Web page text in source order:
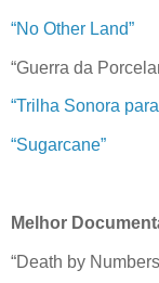
“No Other Land”
“Guerra da
“Trilha Sonora
“Sugarcane”
Melhor
“Death by